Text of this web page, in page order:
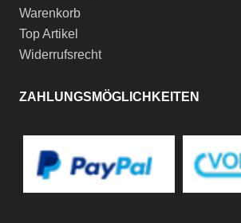
Warenkorb
Top Artikel
Widerrufsrecht
ZAHLUNGSMÖGLICHKEITEN